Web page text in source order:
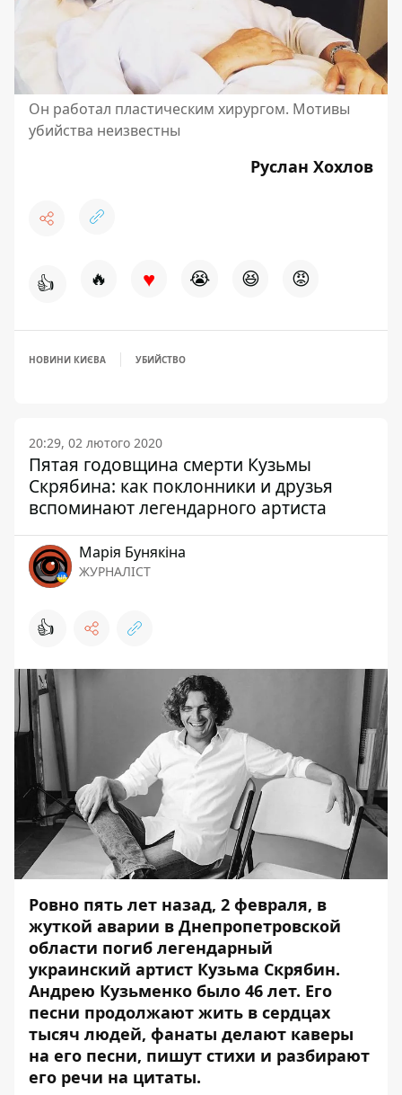
Он работал пластическим хирургом. Мотивы
убийства неизвестны
Руслан Хохлов
👍 🔥 ♥ 😭 😆 😡
НОВИНИ КИЄВА УБИЙСТВО
20:29, 02 лютого 2020
Пятая годовщина смерти Кузьмы
Скрябина: как поклонники и друзья
вспоминают легендарного артиста
Марія Бунякіна
ЖУРНАЛІСТ
👍
Ровно пять лет назад, 2 февраля, в
жуткой аварии в Днепропетровской
области погиб легендарный
украинский артист Кузьма Скрябин.
Андрею Кузьменко было 46 лет. Его
песни продолжают жить в сердцах
тысяч людей, фанаты делают каверы
на его песни, пишут стихи и разбирают
его речи на цитаты.